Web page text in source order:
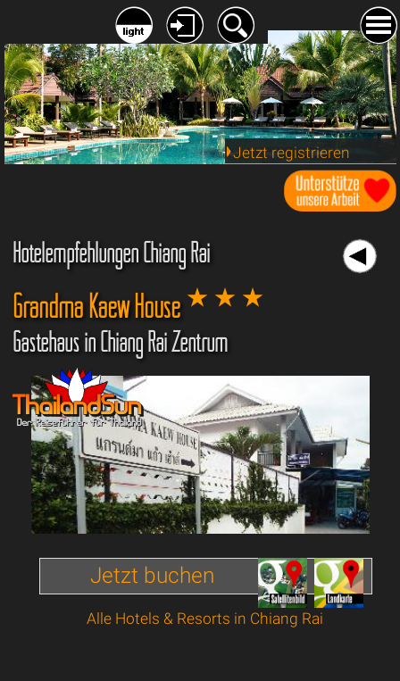
Jetzt registrieren
Hotelempfehlungen Chiang Rai
Grandma Kaew House
Gästehaus in Chiang Rai Zentrum
Jetzt buchen
Alle Hotels & Resorts in Chiang Rai